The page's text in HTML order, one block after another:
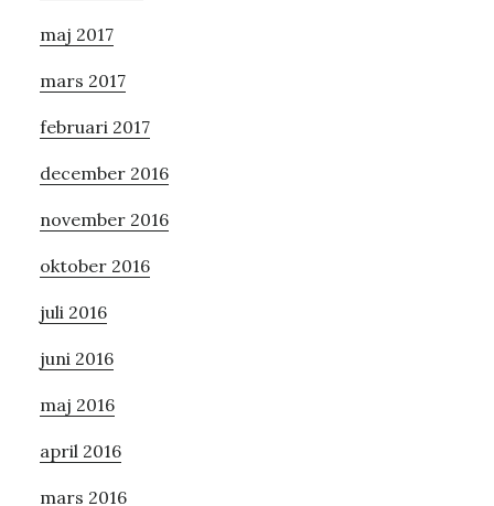
maj 2017
mars 2017
februari 2017
december 2016
november 2016
oktober 2016
juli 2016
juni 2016
maj 2016
april 2016
mars 2016